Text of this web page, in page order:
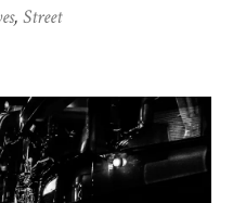
, Street